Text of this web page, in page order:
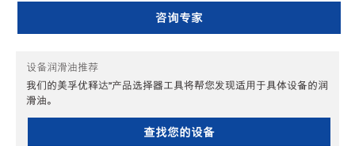
咨询专家
设备润滑油推荐
我们的美孚优释达℠产品选择器工具将帮您发现适用于具体设备的润
滑油。
查找您的设备